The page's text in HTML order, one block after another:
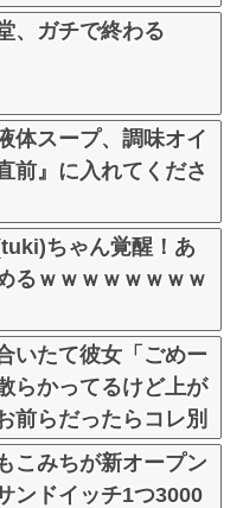
、ガチで終わる
体スープ、調味オイ
前』に入れてくださ
ちゃん覚醒！あ
るｗｗｗｗｗｗｗｗ
いたて彼女「ごめー
らかってるけど上が
前らだったらコレ別
？
こみちが新オープン
ンドイッチ1つ3000